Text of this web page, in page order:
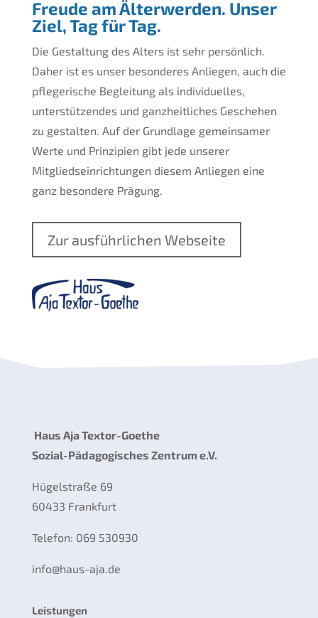
Freude am Älterwerden. Unser
Ziel, Tag für Tag.
Die Gestaltung des Alters ist sehr persönlich.
Daher ist es unser besonderes Anliegen, auch die
pflegerische Begleitung als individuelles,
unterstützendes und ganzheitliches Geschehen
zu gestalten. Auf der Grundlage gemeinsamer
Werte und Prinzipien gibt jede unserer
Mitgliedseinrichtungen diesem Anliegen eine
ganz besondere Prägung.
Zur ausführlichen Webseite
Haus Aja Textor-Goethe
Sozial-Pädagogisches Zentrum e.V.
Hügelstraße 69
60433 Frankfurt
Telefon: 069 530930
info@haus-aja.de
Leistungen